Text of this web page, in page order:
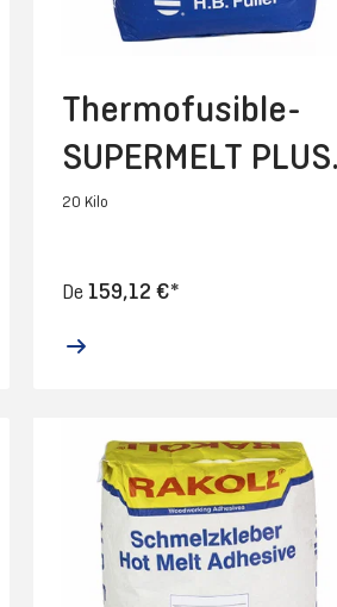
Thermofusible-
SUPERMELT PLUS
INC-20 Kg
20 Kilo
De 159,12 €*